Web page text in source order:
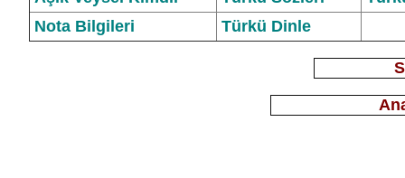
Nota Bilgileri
Türkü Dinle